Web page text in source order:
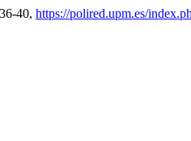
40, https://polired.upm.es/